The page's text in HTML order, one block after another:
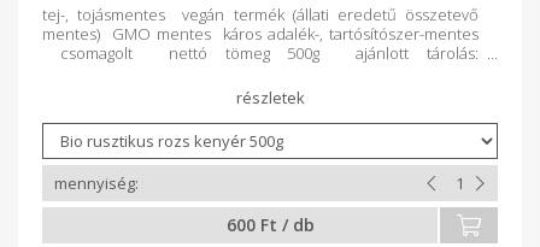
tej-, tojásmentes vegán termék (állati eredetű összetevő
mentes) GMO mentes káros adalék-, tartósítószer-mentes
csomagolt nettó tömeg 500g ajánlott tárolás:
hónapig Összetevők: teljesőrlésű rozsliszt*, világos
búzaliszt*, világos rozsliszt*, víz, élesztős kovász (teljesőrlésű
rozsliszt*, víz, élesztő) víz, só, aszkorbinsav. A*-gal jelölt
összetevők ellenőrzött ökológiai gazdálkodásból
származnak. 100g Termék átlagos tápértéke: Energia 911,4
kJ/215,6kcal Zsír 1,1g Amelyből telített zsírsavak 0,2g
Szénhidrát 41g Ebből cukrok 0,8g Rost 6,9g Fehérje 6,8g Só
0,8g Fogyaszd olyan szeretettel, ahogyan mi készítettük!
600 Ft / db